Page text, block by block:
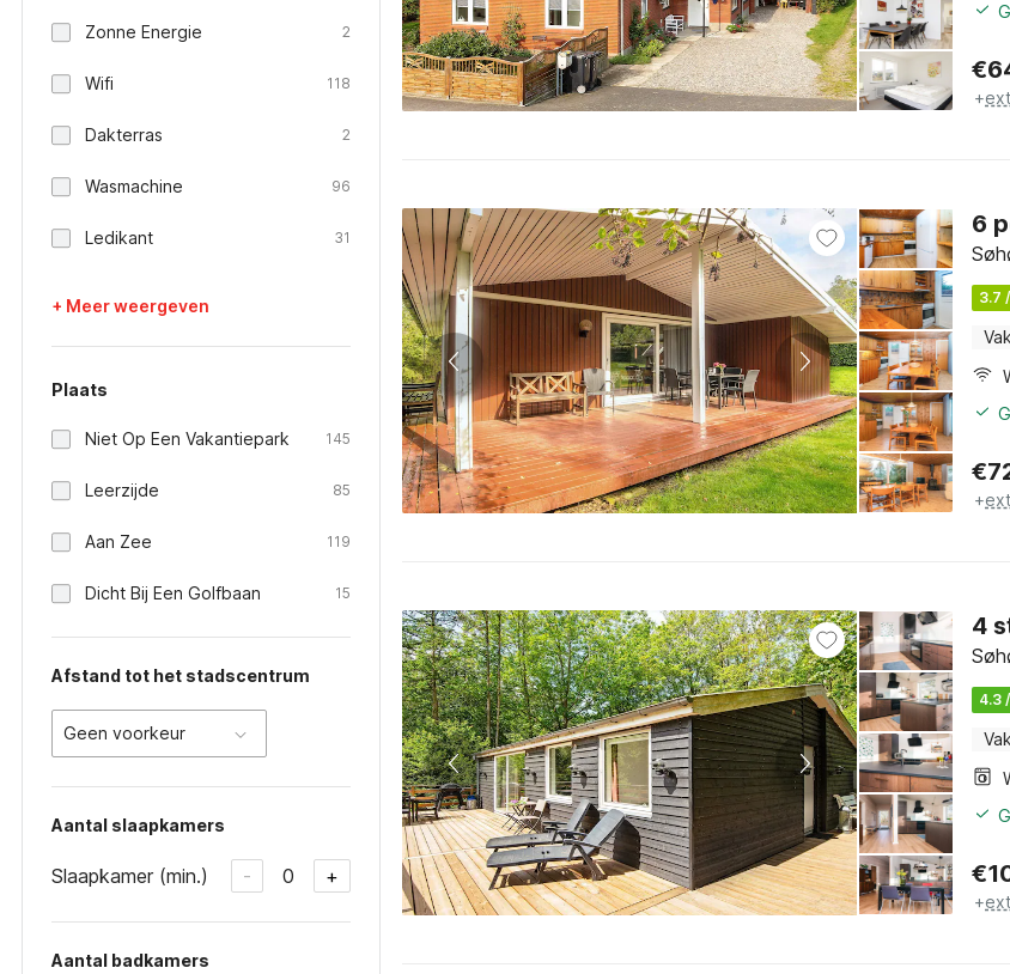
Zonne Energie 2
Wifi 118
Dakterras 2
Wasmachine 96
Ledikant 31
+ Meer weergeven
Plaats
Niet Op Een Vakantiepark 145
Leerzijde 85
Aan Zee 119
Dicht Bij Een Golfbaan 15
Afstand tot het stadscentrum
Geen voorkeur
Aantal slaapkamers
Slaapkamer (min.) - 0 +
Aantal badkamers
€
+
6
3.7
€
+
4
4.3
€
+